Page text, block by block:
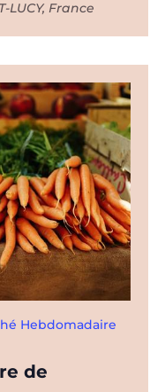
LUCY, France
de
Hebdomadaire